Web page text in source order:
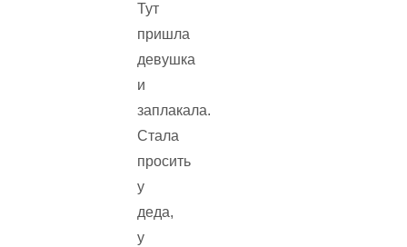
Тут
пришла
девушка
и
заплакала.
Стала
просить
у
деда,
у